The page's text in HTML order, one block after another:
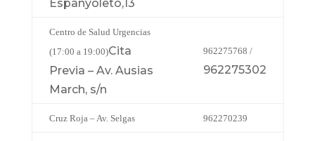
Espanyoleto,13
Centro de Salud Urgencias
(17:00 a 19:00)Cita
Previa – Av. Ausias
March, s/n
962275768 /
962275302
Cruz Roja – Av. Selgas 962270239